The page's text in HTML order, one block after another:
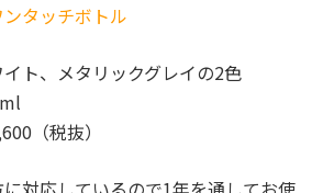
タッチボトル
、メタリックグレイの2色
（税抜）